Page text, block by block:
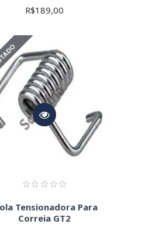
R$189,00
Tensionadora Para
Correia GT2